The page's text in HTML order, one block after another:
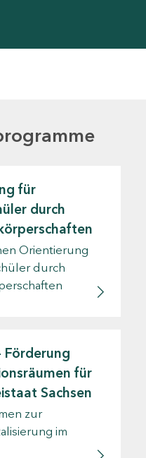
für
durch
Orientierung
durch
Förderung
für
Sachsen
zur
im